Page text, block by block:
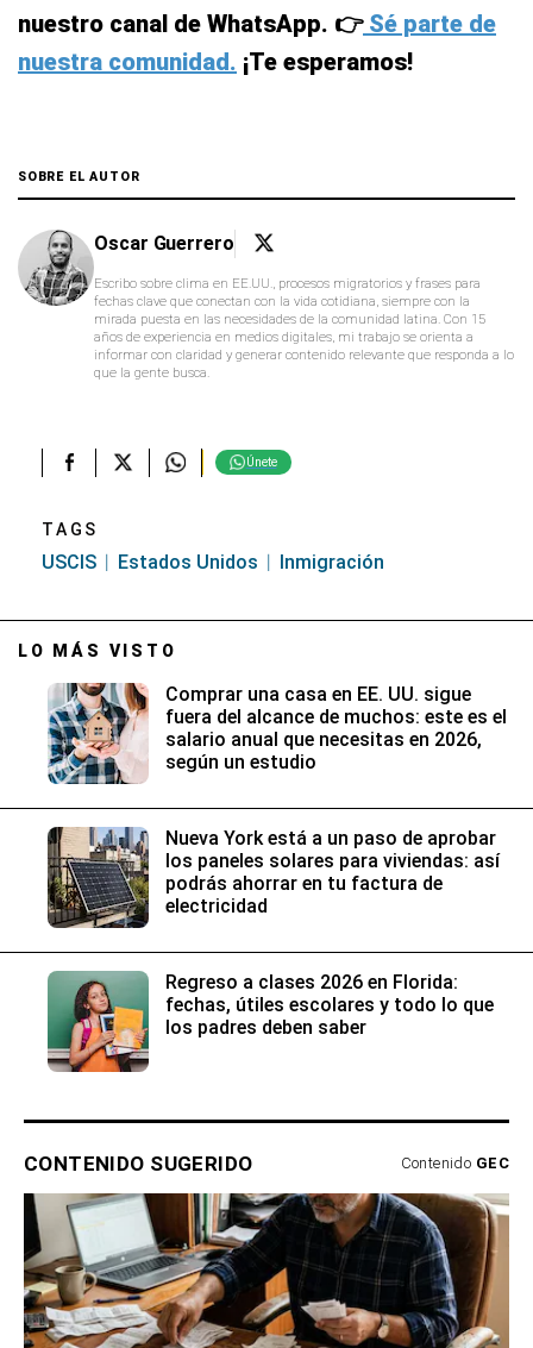
nuestro canal de WhatsApp. 👉Sé parte de
nuestra comunidad. ¡Te esperamos!
SOBRE EL AUTOR
Oscar Guerrero
Escribo sobre clima en EE.UU., procesos migratorios y frases para
fechas clave que conectan con la vida cotidiana, siempre con la
mirada puesta en las necesidades de la comunidad latina. Con 15
años de experiencia en medios digitales, mi trabajo se orienta a
informar con claridad y generar contenido relevante que responda a lo
que la gente busca.
Únete
TAGS
USCIS Estados Unidos Inmigración
LO MÁS VISTO
Comprar una casa en EE. UU. sigue
fuera del alcance de muchos: este es el
salario anual que necesitas en 2026,
según un estudio
Nueva York está a un paso de aprobar
los paneles solares para viviendas: así
podrás ahorrar en tu factura de
electricidad
Regreso a clases 2026 en Florida:
fechas, útiles escolares y todo lo que
los padres deben saber
CONTENIDO SUGERIDO Contenido GEC